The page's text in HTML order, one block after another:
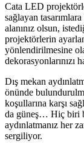
Cata LED
sağlayan
alanınız olsun,
projektörlerin
yönlendirilmesine
dekorasyonlarınızı
Dış mekan
önünde
koşullarına karşı
da güneş… Hiç biri
aydınlatmanız her
sergiliyor.